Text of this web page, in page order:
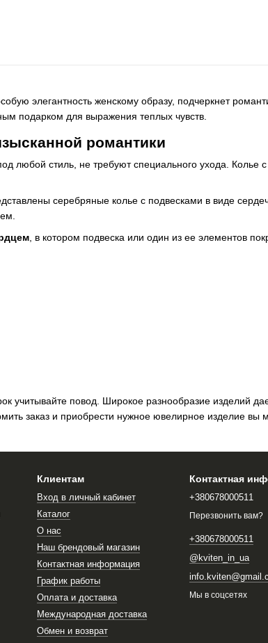
элегантность женскому образу, подчеркнет
подарком для выражения теплых чувств.
романтики
любой стиль, не требуют специального ухода. Колье
серебряные колье с подвесками в виде
, в котором подвеска или один из ее элементов
учитывайте повод. Широкое разнообразие изделий
заказ и приобрести нужное ювелирное изделие вы
Клиентам
Вход в личный кабинет
Каталог
О нас
Наш брендовый магазин
Контактная информация
График работы
Оплата и доставка
Международная доставка
Обмен и возврат
Контактная
+380678000511
Перезвонить вам?
+380678000511
@kviten_in_ua
Мы в соцсетях